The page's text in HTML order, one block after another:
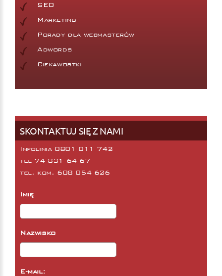
SEO
Marketing
Porady dla webmasterów
Adwords
Ciekawostki
SKONTAKTUJ SIĘ Z NAMI
Infolinia 0801 011 742
tel 74 831 64 67
tel. kom. 608 054 626
Imię
Nazwisko
E-mail: